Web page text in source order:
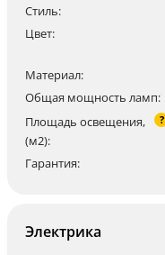
Стиль:
Цвет:
Материал:
Общая мощность ламп:
Площадь освещения,
(м2):
?
Гарантия:
Электрика